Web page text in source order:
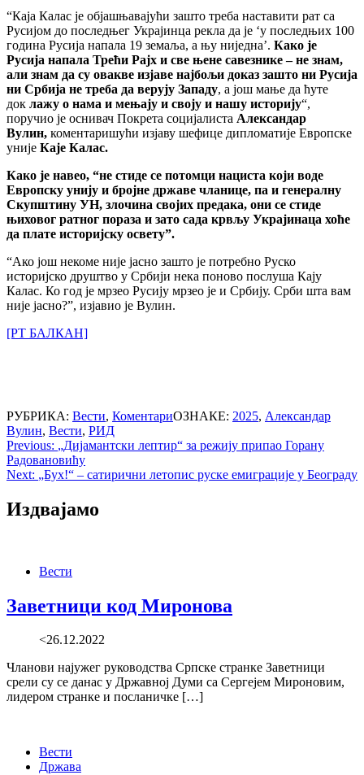
Link
Share
“Каја Калас је објашњавајући зашто треба наставити рат са
Русијом до последњег Украјинца рекла да је ‘у последњих 100
година Русија напала 19 земаља, а њу ниједна’. Како је
Русија напала Трећи Рајх и све њене савезнике – не знам,
али знам да су овакве изјаве најбољи доказ зашто ни Русија
ни Србија не треба да верују Западу, а још мање да ћуте
док лажу о нама и мењају и своју и нашу историју“,
поручио је оснивач Покрета социјалиста Александар
Вулин, коментаришући изјаву шефице дипломатије Европске
уније Каје Калас.
Како је навео, “не стиде се потомци нациста који воде
Европску унију и бројне државе чланице, па и генералну
Скупштину УН, злочина својих предака, они се стиде
њиховог ратног пораза и зато сада крвљу Украјинаца хоће
да плате историјску освету”.
“Ако још некоме није јасно зашто је потребно Руско
историјско друштво у Србији нека поново послуша Кају
Калас. Ко год је мрзео Русију мрзео је и Србију. Срби шта вам
није јасно?”, изјавио је Вулин.
[РТ БАЛКАН]
РУБРИКА: Вести, КоментариОЗНАКЕ: 2025, Александар
Вулин, Вести, РИД
Post
navigation
Previous: „Дијамантски лептир“ за режију припао Горану
Радовановићу
Next: „Бух!“ – сатирични летопис руске емиграције у Београду
Издвајамо
Вести
Заветници код Миронова
<26.12.2022
Чланови најужег руководства Српске странке Заветници
срели су се данас у Државној Думи са Сергејем Мироновим,
лидером странке и посланичке […]
Вести
Држава